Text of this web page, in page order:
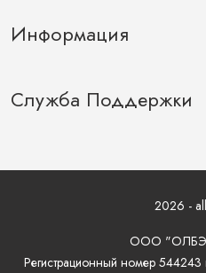
Информация
Служба Поддержки
2026 -
ООО
Регистрационный номер 544243